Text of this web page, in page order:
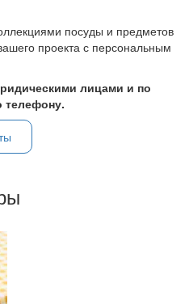
посуды и предметов
проекта с персональным
лицами и по
телефону.